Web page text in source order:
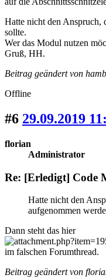
Hatte nicht den Anspruch,
sollte.
Wer das Modul nutzen
Gruß, HH.
Beitrag geändert von
Offline
#6 29.09.2019
florian
Administrator
Re: [Erledigt] Code
Hatte nicht den
aufgenommen
Dann steht das hier
im falschen Forumthread.
Beitrag geändert von